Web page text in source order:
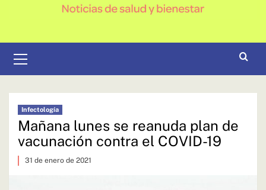
primario
Infectología
Mañana lunes se reanuda plan de
vacunación contra el COVID-19
31 de enero de 2021